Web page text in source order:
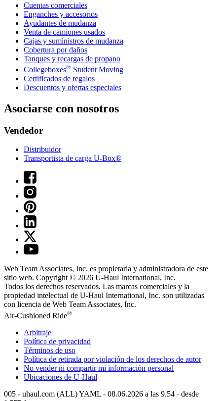
Cuentas comerciales
Enganches y accesorios
Ayudantes de mudanza
Venta de camiones usados
Cajas y suministros de mudanza
Cobertura por daños
Tanques y recargas de propano
Collegeboxes® Student Moving
Certificados de regalos
Descuentos y ofertas especiales
Asociarse con nosotros
Vendedor
Distribuidor
Transportista de carga U-Box®
Web Team Associates, Inc. es propietaria y administradora de este
sitio web. Copyright © 2026 U-Haul International, Inc.
Todos los derechos reservados. Las marcas comerciales y la
propiedad intelectual de U-Haul International, Inc. son utilizadas
con licencia de Web Team Associates, Inc.
Air-Cushioned Ride®
Arbitraje
Política de privacidad
Términos de uso
Política de retirada por violación de los derechos de autor
No vender ni compartir mi información personal
Ubicaciones de U-Haul
005 - uhaul.com (ALL) YAML - 08.06.2026 a las 9.54 - desde